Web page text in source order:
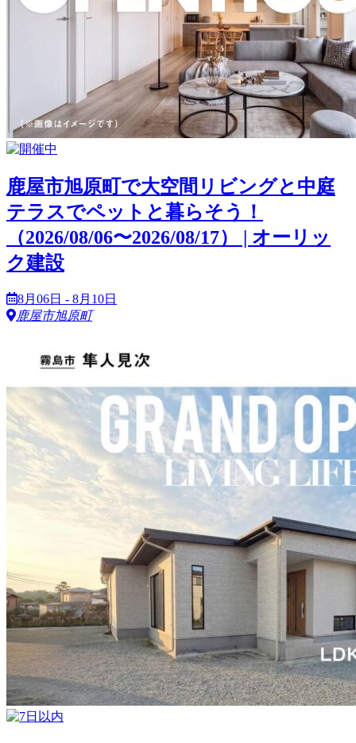
鹿屋市旭原町で大空間リビングと中庭
テラスでペットと暮らそう！
（2026/08/06〜2026/08/17） | オーリッ
ク建設
8月06日 - 8月10日
鹿屋市旭原町